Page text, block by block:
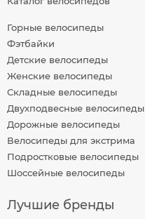
Горные велосипеды
Фэтбайки
Детские велосипеды
Женские велосипеды
Складные велосипеды
Двухподвесные велосипеды
Дорожные велосипеды
Велосипеды для экстрима
Подростковые велосипеды
Шоссейные велосипеды
Лучшие бренды